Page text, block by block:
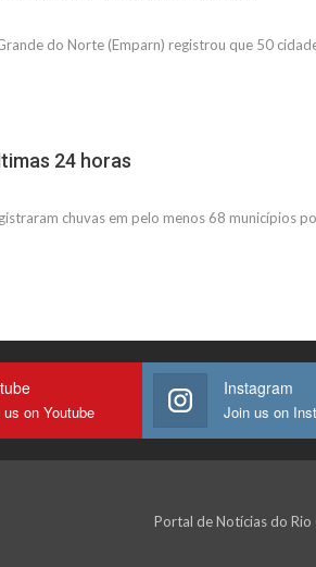
do Norte (Emparn) registrou que 50
24 horas
chuvas em pelo menos 68 municípios
on Youtube
Instagram
Join us on
Portal de Notícias do